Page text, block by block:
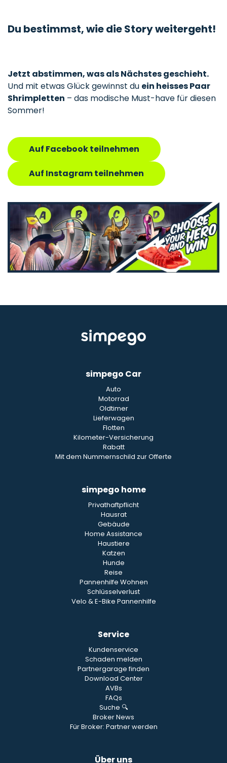
Du bestimmst, wie die Story weitergeht!
Jetzt abstimmen, was als Nächstes geschieht.
Und mit etwas Glück gewinnst du ein heisses Paar
Shrimpletten – das modische Must-have für diesen
Sommer!
Auf Facebook teilnehmen
Auf Instagram teilnehmen
simpego Car
Auto
Motorrad
Oldtimer
Lieferwagen
Flotten
Kilometer-Versicherung
Rabatt
Mit dem Nummernschild zur Offerte
simpego home
Privathaftpflicht
Hausrat
Gebäude
Home Assistance
Haustiere
Katzen
Hunde
Reise
Pannenhilfe Wohnen
Schlüsselverlust
Velo & E-Bike Pannenhilfe
Service
Kundenservice
Schaden melden
Partnergarage finden
Download Center
AVBs
FAQs
Suche 🔍
Broker News
Für Broker: Partner werden
Über uns